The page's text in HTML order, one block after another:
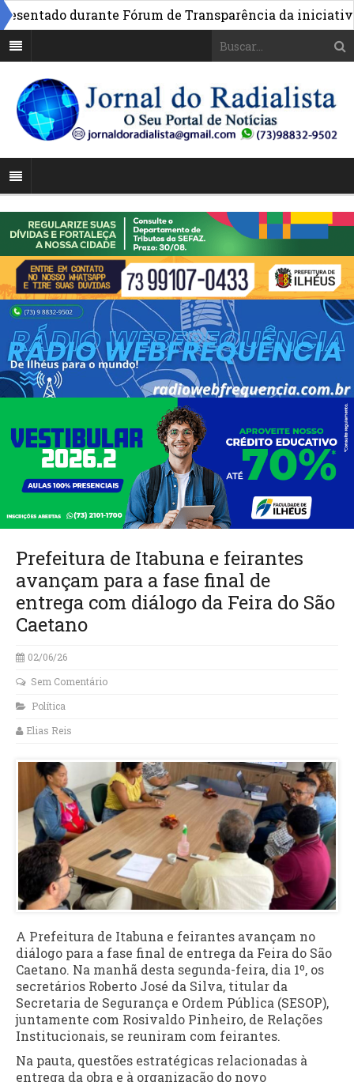
durante Fórum de Transparência da iniciativa
Prefeitura de Itabuna e feirantes
avançam para a fase final de
entrega com diálogo da Feira do São
Caetano
02/06/26
Sem Comentário
Política
Elias Reis
A Prefeitura de Itabuna e feirantes avançam no
diálogo para a fase final de entrega da Feira do São
Caetano. Na manhã desta segunda-feira, dia 1º, os
secretários Roberto José da Silva, titular da
Secretaria de Segurança e Ordem Pública (SESOP),
juntamente com Rosivaldo Pinheiro, de Relações
Institucionais, se reuniram com feirantes.
Na pauta, questões estratégicas relacionadas à
entrega da obra e à organização do novo